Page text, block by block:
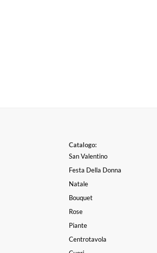
Catalogo:
San Valentino
Festa Della Donna
Natale
Bouquet
Rose
Piante
Centrotavola